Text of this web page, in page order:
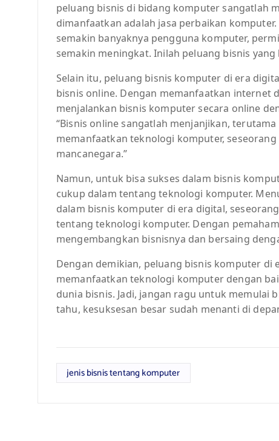
peluang bisnis di bidang komputer sangatlah
dimanfaatkan adalah jasa perbaikan komputer.
semakin banyaknya pengguna komputer,
semakin meningkat. Inilah peluang bisnis
Selain itu, peluang bisnis komputer di era
bisnis online. Dengan memanfaatkan internet
menjalankan bisnis komputer secara online
“Bisnis online sangatlah menjanjikan,
memanfaatkan teknologi komputer,
mancanegara.”
Namun, untuk bisa sukses dalam bisnis
cukup dalam tentang teknologi komputer.
dalam bisnis komputer di era digital,
tentang teknologi komputer. Dengan
mengembangkan bisnisnya dan bersaing
Dengan demikian, peluang bisnis komputer di
memanfaatkan teknologi komputer dengan
dunia bisnis. Jadi, jangan ragu untuk memulai
tahu, kesuksesan besar sudah menanti di
jenis bisnis tentang komputer